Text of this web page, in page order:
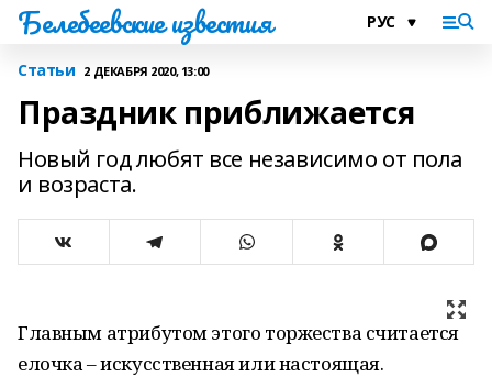
Белебеевские известия
Статьи 2 ДЕКАБРЯ 2020, 13:00
Праздник приближается
Новый год любят все независимо от пола
и возраста.
Главным атрибутом этого торжества считается
елочка – искусственная или настоящая.